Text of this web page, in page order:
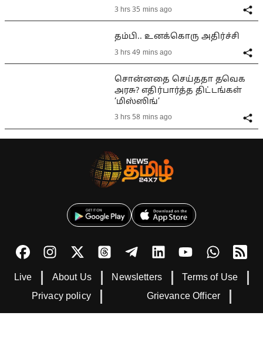
3 hrs 35 mins ago
தம்பி.. உனக்கொரு அதிர்ச்சி
3 hrs 49 mins ago
சொன்னதை செய்ததா தவெக
அரசு? எதிர்பார்த்த திட்டங்கள்
’மிஸ்ஸிங்’
3 hrs 58 mins ago
Live About Us Newsletters
Terms of Use
Privacy policy
Grievance Officer